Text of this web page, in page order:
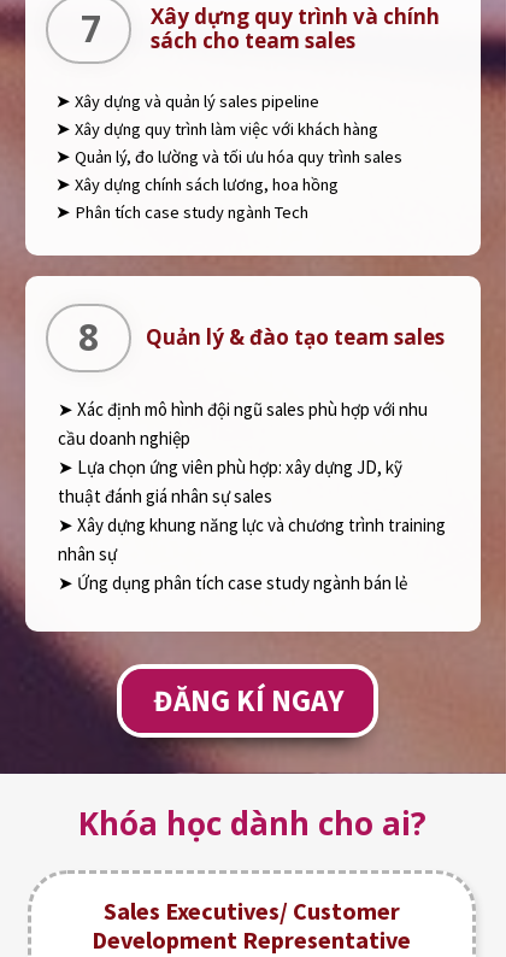
7
Xây dựng quy trình và chính
sách cho team sales
➤ Xây dựng và quản lý sales pipeline
➤ Xây dựng quy trình làm việc với khách hàng
➤ Quản lý, đo lường và tối ưu hóa quy trình sales
➤ Xây dựng chính sách lương, hoa hồng
➤ Phân tích case study ngành Tech
Quản lý & đào tạo team sales
➤ Xác định mô hình đội ngũ sales phù hợp với nhu
cầu doanh nghiệp
➤ Lựa chọn ứng viên phù hợp: xây dựng JD, kỹ
thuật đánh giá nhân sự sales
➤ Xây dựng khung năng lực và chương trình training
nhân sự
➤ Ứng dụng phân tích case study ngành bán lẻ
8
ĐĂNG KÍ NGAY
Sales Executives/ Customer
Development Representative
Khóa học dành cho ai?